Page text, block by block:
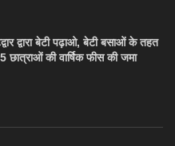
द्वारा बेटी पढ़ाओ, बेटी बसाओं के तहत
की वार्षिक फीस की जमा